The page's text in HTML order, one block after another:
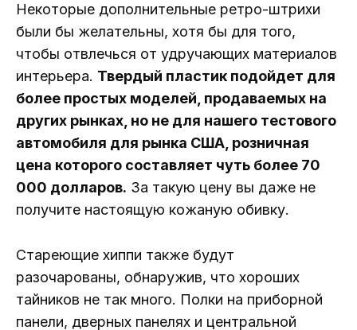
Некоторые дополнительные ретро-штрихи
были бы желательны, хотя бы для того,
чтобы отвлечься от удручающих материалов
интерьера. Твердый пластик подойдет для
более простых моделей, продаваемых на
других рынках, но не для нашего тестового
автомобиля для рынка США, розничная
цена которого составляет чуть более 70
000 долларов. За такую ​​цену вы даже не
получите настоящую кожаную обивку.
Стареющие хиппи также будут
разочарованы, обнаружив, что хороших
тайников не так много. Полки на приборной
панели, дверных панелях и центральной